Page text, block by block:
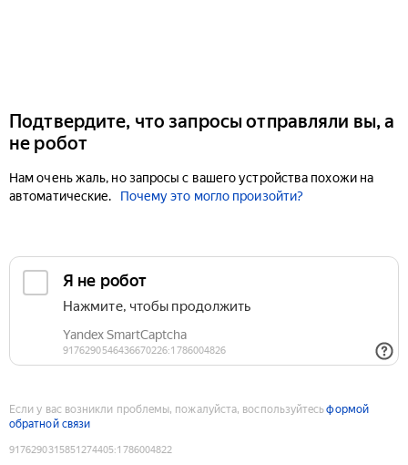
Подтвердите, что запросы отправляли вы, а
не робот
Нам очень жаль, но запросы с вашего устройства похожи на
автоматические.
Почему это могло произойти?
Если у вас возникли проблемы, пожалуйста, воспользуйтесьформой
обратной связи
9176290315851274405:1786004822